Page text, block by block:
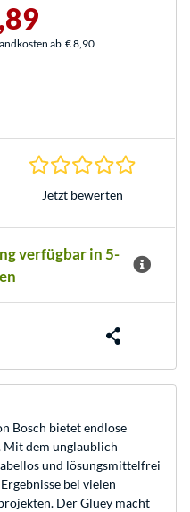
ab € 8,90
Jetzt bewerten
verfügbar in 5-
Bosch bietet endlose
Mit dem unglaublich
und lösungsmittelfrei
bei vielen
Der Gluey macht